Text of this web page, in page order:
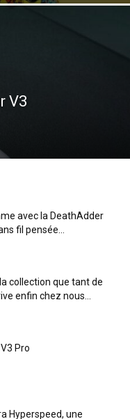
V3
avec la DeathAdder
fil pensée...
collection que tant de
enfin chez nous...
Pro
Hyperspeed, une